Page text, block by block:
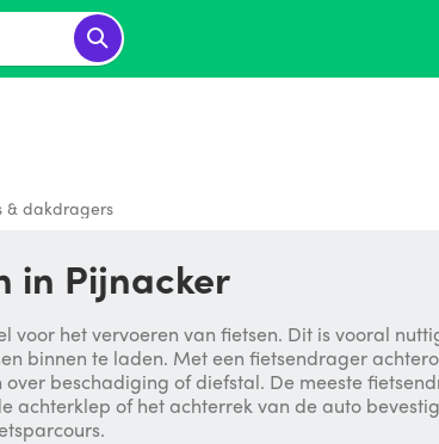
& dakdragers
in Pijnacker
het vervoeren van fietsen. Dit is vooral
binnen te laden. Met een fietsendrager
beschadiging of diefstal. De meeste
achterklep of het achterrek van de auto